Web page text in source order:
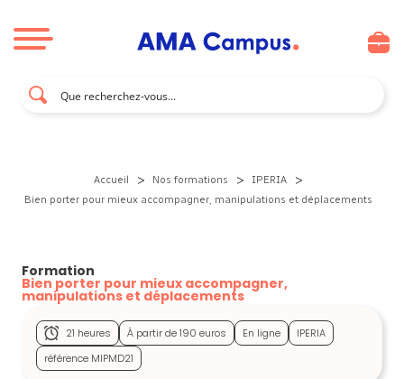
Accueil > Nos formations > IPERIA >
Bien porter pour mieux accompagner, manipulations et déplacements
Formation
Bien porter pour mieux accompagner,
manipulations et déplacements
21 heures À partir de 190 euros En ligne
IPERIA
référence MIPMD21